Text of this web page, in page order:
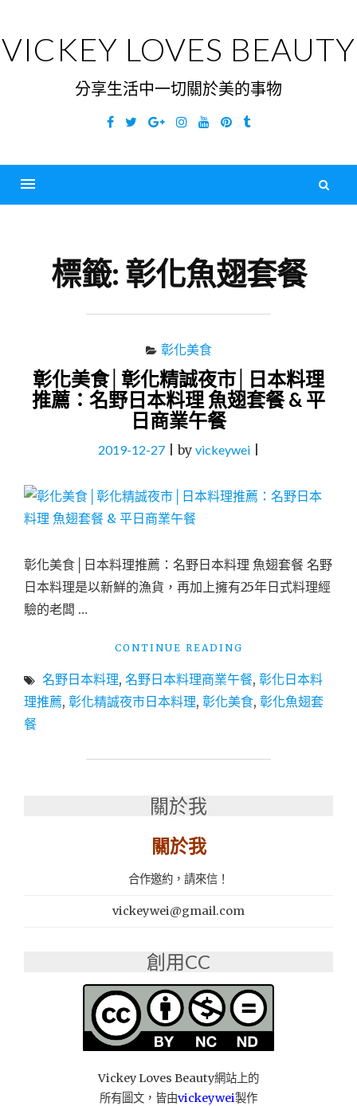
content
VICKEY LOVES BEAUTY
分享生活中一切關於美的事物
Facebook
TwitterGoogleInstagramYouTubePinterest
Tumblr
標籤: 彰化魚翅套餐
彰化美食
彰化美食│彰化精誠夜市│日本料理
推薦：名野日本料理 魚翅套餐 & 平
日商業午餐
2019-12-27|by vickeywei|
彰化美食│日本料理推薦：名野日本料理 魚翅套餐 名野
日本料理是以新鮮的漁貨，再加上擁有25年日式料理經
驗的老闆 …
CONTINUE READING
美
食
推
日
本
料
理
魚
套
餐
名野日本料理, 名野日本料理商業午餐, 彰化日本料
理推薦, 彰化精誠夜市日本料理, 彰化美食, 彰化魚翅套
餐
關於我
關於我
合作邀約，請來信！
vickeywei@gmail.com
創用CC
Vickey Loves Beauty網站上的
所有圖文，皆由vickeywei製作